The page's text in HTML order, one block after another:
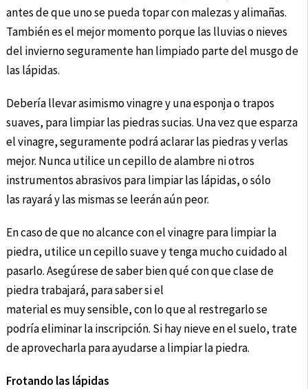
antes de que uno se pueda topar con malezas y alimañas.
También es el mejor momento porque las lluvias o nieves
del invierno seguramente han limpiado parte del musgo de
las lápidas.
Debería llevar asimismo vinagre y una esponja o trapos
suaves, para limpiar las piedras sucias. Una vez que esparza
el vinagre, seguramente podrá aclarar las piedras y verlas
mejor. Nunca utilice un cepillo de alambre ni otros
instrumentos abrasivos para limpiar las lápidas, o sólo
las rayará y las mismas se leerán aún peor.
En caso de que no alcance con el vinagre para limpiar la
piedra, utilice un cepillo suave y tenga mucho cuidado al
pasarlo. Asegúrese de saber bien qué con que clase de
piedra trabajará, para saber si el
material es muy sensible, con lo que al restregarlo se
podría eliminar la inscripción. Si hay nieve en el suelo, trate
de aprovecharla para ayudarse a limpiar la piedra.
Frotando las lápidas